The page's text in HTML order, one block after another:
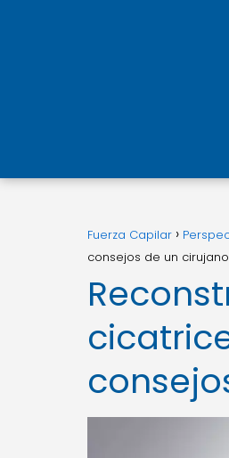
Fuerza Capilar
consejos de un